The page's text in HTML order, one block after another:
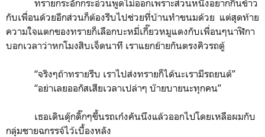
ทรายกระอักกระอ่วนพูดไม่ออกเพราะส่วนหนึ่งอยากกินข้าว
กับเพื่อนด้วยอีกส่วนก็ต้องรีบไปช่วยที่บ้านทำขนมด้วย แต่สุดท้าย
ความใจแตกของทรายก็เลือกบะหมี่เกี๊ยวหมูแดงกับเพื่อนๆนาฬิกา
บอกเวลาว่าหกโมงสิบเจ็ดนาที เราแยกย้ายกันตรงคิวรถตู้
“จริงๆถ้าทรายรีบ เราไปส่งทรายก็ได้นะเรามีรถยนต์”
“อย่าเลยออกัสเสียเวลาเปล่าๆ บ๊ายบายนะทุกคน”
เธอเดินดุ๊กดิ๊กๆขึ้นรถเก๋งคันนึงแล้วออกไปโดยเหลือผมกับ
กลุ่มชายฉกรรจ์ไว้เบื้องหลัง